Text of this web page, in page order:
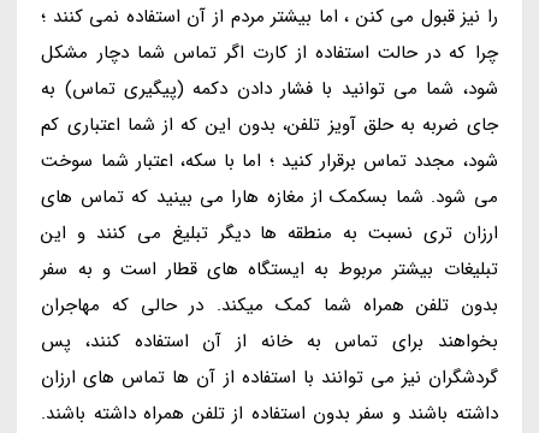
را نیز قبول می کنن ، اما بیشتر مردم از آن استفاده نمی کنند ؛
چرا که در حالت استفاده از کارت اگر تماس شما دچار مشکل
شود، شما می توانید با فشار دادن دکمه (پیگیری تماس) به
جای ضربه به حلق آویز تلفن، بدون این که از شما اعتباری کم
شود، مجدد تماس برقرار کنید ؛ اما با سکه، اعتبار شما سوخت
می شود. شما بسکمک از مغازه هارا می بینید که تماس های
ارزان تری نسبت به منطقه ها دیگر تبلیغ می کنند و این
تبلیغات بیشتر مربوط به ایستگاه های قطار است و به سفر
بدون تلفن همراه شما کمک میکند. در حالی که مهاجران
بخواهند برای تماس به خانه از آن استفاده کنند، پس
گردشگران نیز می توانند با استفاده از آن ها تماس های ارزان
داشته باشند و سفر بدون استفاده از تلفن همراه داشته باشند.